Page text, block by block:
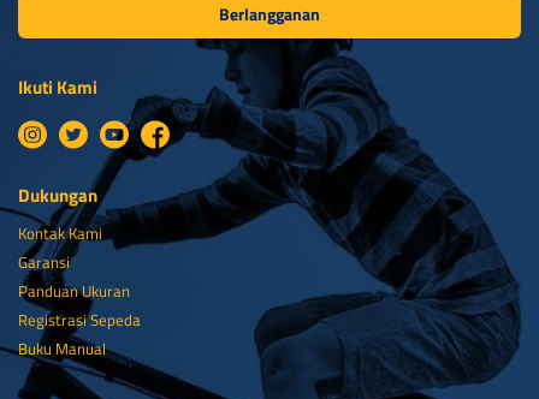
Berlangganan
Ikuti Kami
Dukungan
Kontak Kami
Garansi
Panduan Ukuran
Registrasi Sepeda
Buku Manual